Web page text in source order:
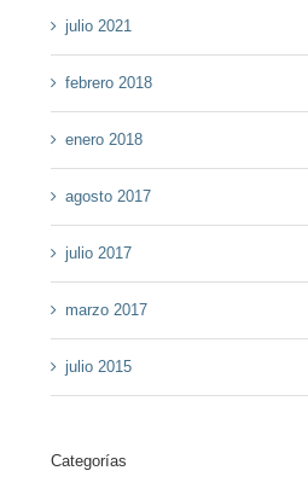
julio 2021
febrero 2018
enero 2018
agosto 2017
julio 2017
marzo 2017
julio 2015
Categorías